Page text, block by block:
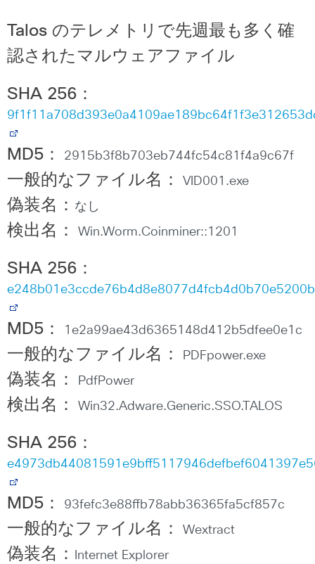
Talos のテレメトリで先週最も多く確
認されたマルウェアファイル
SHA 256 ：
MD5 ： 2915b3f8b703eb744fc54c81f4a9c67f
一般的なファイル名： VID001.exe
偽装名： なし
検出名： Win.Worm.Coinminer::1201
SHA 256 ：
MD5 ： 1e2a99ae43d6365148d412b5dfee0e1c
一般的なファイル名： PDFpower.exe
偽装名： PdfPower
検出名： Win32.Adware.Generic.SSO.TALOS
SHA 256 ：
MD5 ： 93fefc3e88ffb78abb36365fa5cf857c
一般的なファイル名： Wextract
偽装名： Internet Explorer